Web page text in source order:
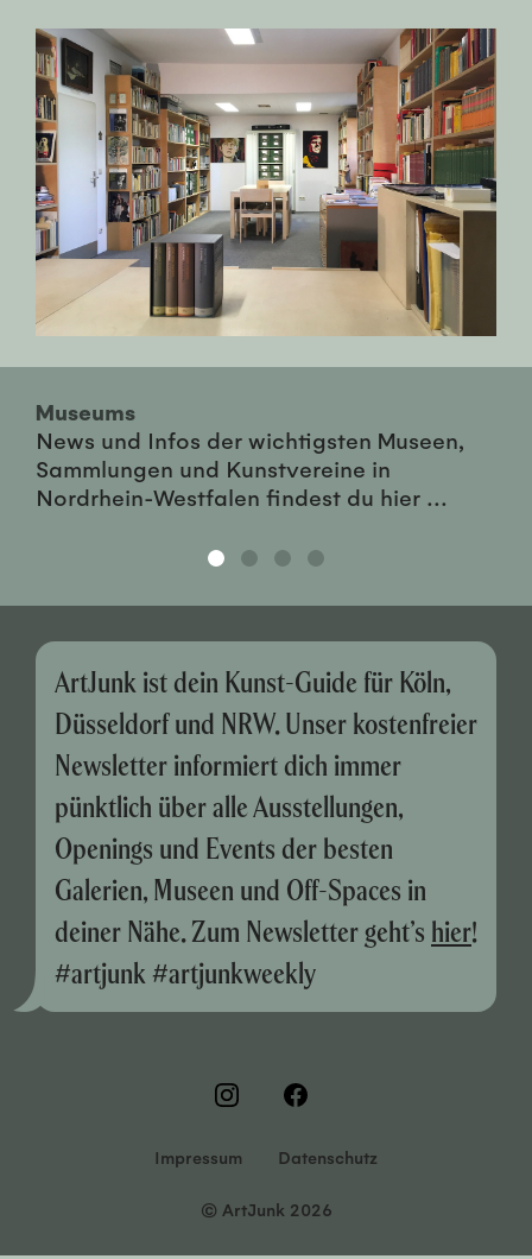
Museums
News und Infos der wichtigsten Museen,
Sammlungen und Kunstvereine in
Nordrhein-Westfalen findest du hier ...
ArtJunk ist dein Kunst-Guide für Köln,
Düsseldorf und NRW. Unser kostenfreier
Newsletter informiert dich immer
pünktlich über alle Ausstellungen,
Openings und Events der besten
Galerien, Museen und Off-Spaces in
deiner Nähe. Zum Newsletter geht’s hier!
#artjunk #artjunkweekly
Impressum Datenschutz
© ArtJunk 2026